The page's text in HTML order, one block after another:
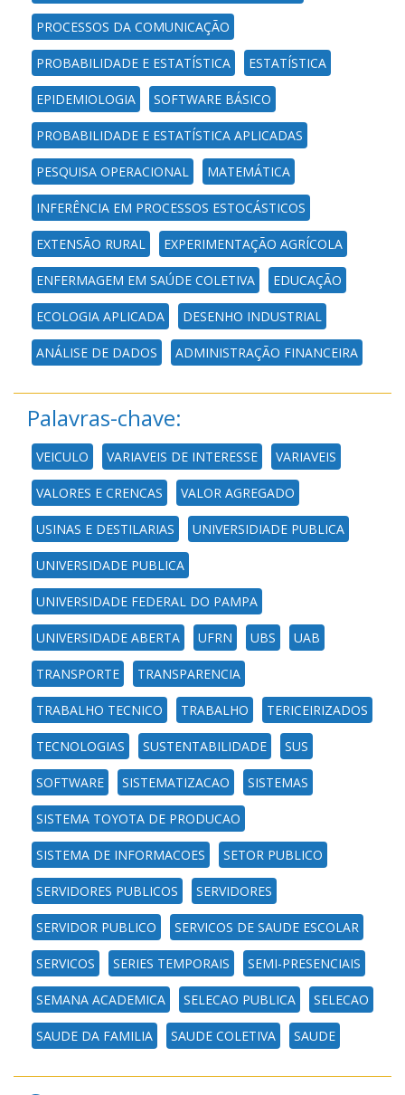
PROCESSOS DA COMUNICAÇÃO
PROBABILIDADE E ESTATÍSTICA ESTATÍSTICA
EPIDEMIOLOGIA SOFTWARE BÁSICO
PROBABILIDADE E ESTATÍSTICA APLICADAS
PESQUISA OPERACIONAL MATEMÁTICA
INFERÊNCIA EM PROCESSOS ESTOCÁSTICOS
EXTENSÃO RURAL EXPERIMENTAÇÃO AGRÍCOLA
ENFERMAGEM EM SAÚDE COLETIVA EDUCAÇÃO
ECOLOGIA APLICADA DESENHO INDUSTRIAL
ANÁLISE DE DADOS ADMINISTRAÇÃO FINANCEIRA
Palavras-chave:
VEICULO VARIAVEIS DE INTERESSE VARIAVEIS
VALORES E CRENCAS VALOR AGREGADO
USINAS E DESTILARIAS UNIVERSIDIADE PUBLICA
UNIVERSIDADE PUBLICA
UNIVERSIDADE FEDERAL DO PAMPA
UNIVERSIDADE ABERTA UFRN UBS UAB
TRANSPORTE TRANSPARENCIA
TRABALHO TECNICO TRABALHO TERICEIRIZADOS
TECNOLOGIAS SUSTENTABILIDADE SUS
SOFTWARE SISTEMATIZACAO SISTEMAS
SISTEMA TOYOTA DE PRODUCAO
SISTEMA DE INFORMACOES SETOR PUBLICO
SERVIDORES PUBLICOS SERVIDORES
SERVIDOR PUBLICO SERVICOS DE SAUDE ESCOLAR
SERVICOS SERIES TEMPORAIS SEMI-PRESENCIAIS
SEMANA ACADEMICA SELECAO PUBLICA SELECAO
SAUDE DA FAMILIA SAUDE COLETIVA SAUDE